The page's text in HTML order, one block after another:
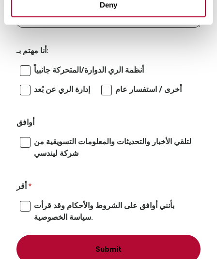
Deny
أنا مهتم بـ:
أنظمة الري الدوارة/المتحركة جانبياً
إدارة الري عن بُعد أخرى / استفسار عام
أوافق
لتلقي الأخبار والتحديثات والمعلومات التسويقية من
شركة ليندسي
أقر
بأنني أوافق على الشروط والأحكام وقد قرأت
سياسة الخصوصية.
Submit